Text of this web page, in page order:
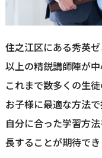
住之江区にある秀英
以上の精鋭講師陣が中
これまで数多くの生
お子様に最適な方法で
自分に合った学習方
長することが期待でき